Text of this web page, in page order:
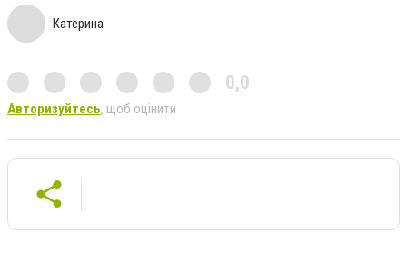
Катерина
0,0
Авторизуйтесь, щоб оцінити